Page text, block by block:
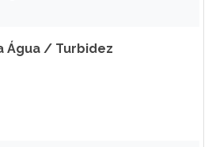
Água / Turbidez